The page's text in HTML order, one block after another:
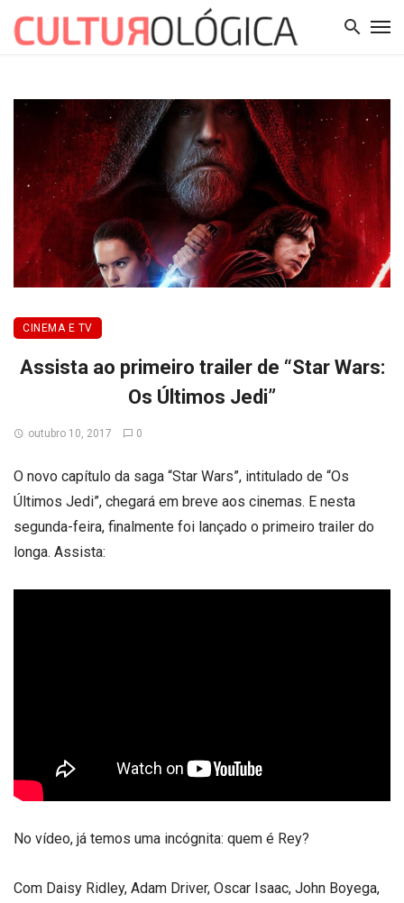
CINEMA E TV
Assista ao primeiro trailer de “Star Wars:
Os Últimos Jedi”
outubro 10, 2017 0
O novo capítulo da saga “Star Wars”, intitulado de “Os
Últimos Jedi”, chegará em breve aos cinemas. E nesta
segunda-feira, finalmente foi lançado o primeiro trailer do
longa. Assista:
No vídeo, já temos uma incógnita: quem é Rey?
Com Daisy Ridley, Adam Driver, Oscar Isaac, John Boyega,